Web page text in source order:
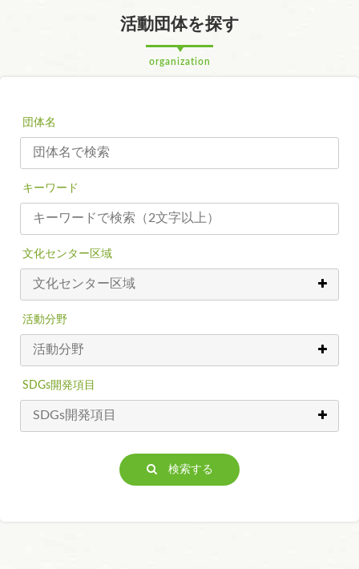
活動団体を探す
organization
団体名
キーワード
文化センター区域
活動分野
SDGs開発項目
検索する